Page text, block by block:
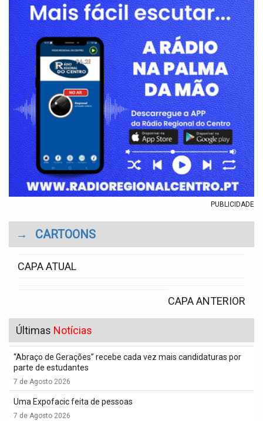
PUBLICIDADE
→ CARTOONS
CAPA ATUAL
CAPA ANTERIOR
Últimas Notícias
“Abraço de Gerações” recebe cada vez mais candidaturas por
parte de estudantes
7 de Agosto 2026
Uma Expofacic feita de pessoas
7 de Agosto 2026